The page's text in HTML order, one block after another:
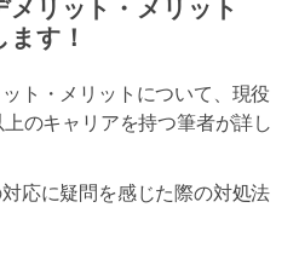
リット・メリット
す！
ト・メリットについて、現役
のキャリアを持つ筆者が詳し
応に疑問を感じた際の対処法